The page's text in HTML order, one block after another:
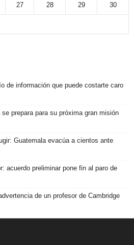
27 28 29 30
de información que puede costarte caro
prepara para su próxima gran misión
Guatemala evacúa a cientos ante
acuerdo preliminar pone fin al paro de
de un profesor de Cambridge